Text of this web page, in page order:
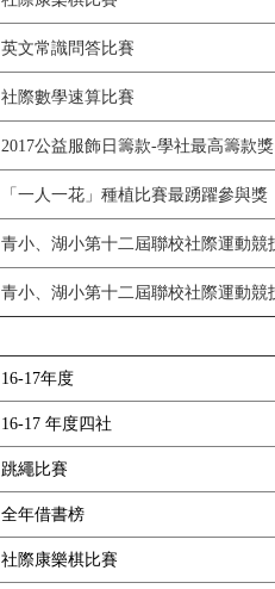
英文常識問答比賽
社際數學速算比賽
2017公益服飾日籌款-學社最高籌款獎
「一人一花」種植比賽最踴躍參與獎
青小、湖小第十二屆聯校社際運動競
青小、湖小第十二屆聯校社際運動競
16-17年度
16-17 年度四社
跳繩比賽
全年借書榜
社際康樂棋比賽